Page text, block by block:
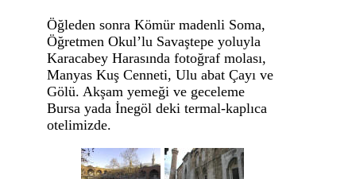
Öğleden sonra Kömür madenli Soma,
Öğretmen Okul’lu Savaştepe yoluyla
Karacabey Harasında fotoğraf molası,
Manyas Kuş Cenneti, Ulu abat Çayı ve
Gölü. Akşam yemeği ve geceleme
Bursa yada İnegöl deki termal-kaplıca
otelimizde.